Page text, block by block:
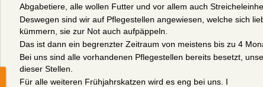
Abgabetiere, alle wollen Futter und vor allem auch
Deswegen sind wir auf Pflegestellen angewiesen, welche sich
kümmern, sie zur Not auch aufpäppeln.
Das ist dann ein begrenzter Zeitraum von meistens bis zu 4
Bei uns sind alle vorhandenen Pflegestellen bereits besetzt,
dieser Stellen.
Für alle weiteren Frühjahrskatzen wird es eng bei uns. I